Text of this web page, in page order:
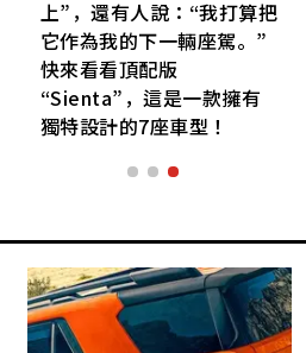
上”，還有人說：“我打算把
它作為我的下一輛座駕。”
快來看看頂配版
“Sienta”，這是一款擁有
獨特設計的7座車型！